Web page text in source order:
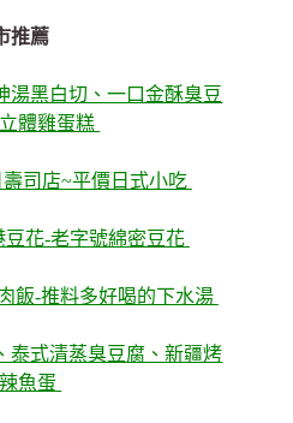
推薦
黑白切、一口金酥臭豆
體雞蛋糕
司店~平價日式小吃
花-老字號綿密豆花
飯-推料多好喝的下水湯
泰式清蒸臭豆腐、新疆烤
魚蛋